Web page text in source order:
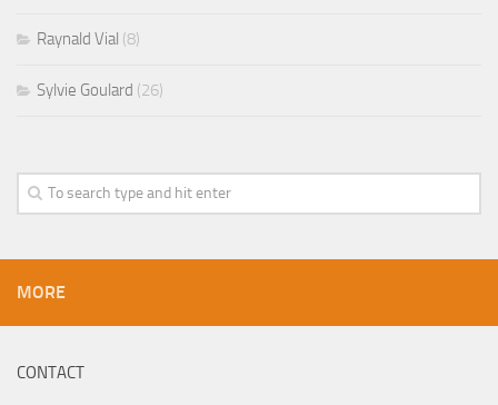
Raynald Vial (8)
Sylvie Goulard (26)
MORE
CONTACT